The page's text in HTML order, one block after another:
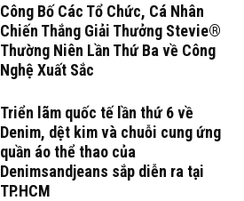
Công Bố Các Tổ Chức, Cá Nhân
Chiến Thắng Giải Thưởng Stevie®
Thường Niên Lần Thứ Ba về Công
Nghệ Xuất Sắc
Triển lãm quốc tế lần thứ 6 về
Denim, dệt kim và chuỗi cung ứng
quần áo thể thao của
Denimsandjeans sắp diễn ra tại
TP.HCM